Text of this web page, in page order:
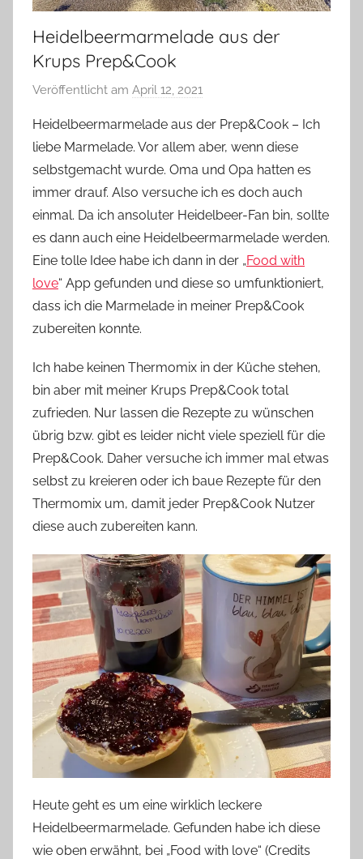
Heidelbeermarmelade aus der
Krups Prep&Cook
Veröffentlicht am April 12, 2021
n
Y
v
o
n
n
e
Heidelbeermarmelade aus der Prep&Cook – Ich
liebe Marmelade. Vor allem aber, wenn diese
selbstgemacht wurde. Oma und Opa hatten es
immer drauf. Also versuche ich es doch auch
einmal. Da ich ansoluter Heidelbeer-Fan bin, sollte
es dann auch eine Heidelbeermarmelade werden.
Eine tolle Idee habe ich dann in der „Food with
love“ App gefunden und diese so umfunktioniert,
dass ich die Marmelade in meiner Prep&Cook
zubereiten konnte.
Ich habe keinen Thermomix in der Küche stehen,
bin aber mit meiner Krups Prep&Cook total
zufrieden. Nur lassen die Rezepte zu wünschen
übrig bzw. gibt es leider nicht viele speziell für die
Prep&Cook. Daher versuche ich immer mal etwas
selbst zu kreieren oder ich baue Rezepte für den
Thermomix um, damit jeder Prep&Cook Nutzer
diese auch zubereiten kann.
Heute geht es um eine wirklich leckere
Heidelbeermarmelade. Gefunden habe ich diese
wie oben erwähnt, bei „Food with love“ (Credits